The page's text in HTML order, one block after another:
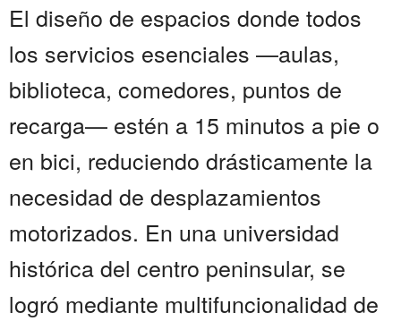
El diseño de espacios donde todos
los servicios esenciales —aulas,
biblioteca, comedores, puntos de
recarga— estén a 15 minutos a pie o
en bici, reduciendo drásticamente la
necesidad de desplazamientos
motorizados. En una universidad
histórica del centro peninsular, se
logró mediante multifuncionalidad de